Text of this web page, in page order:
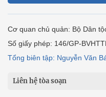
Cơ quan chủ quản: Bộ Dân
Số giấy phép: 146/GP-
Tổng biên tập: Nguyễn Văn
Liên hệ tòa soạn